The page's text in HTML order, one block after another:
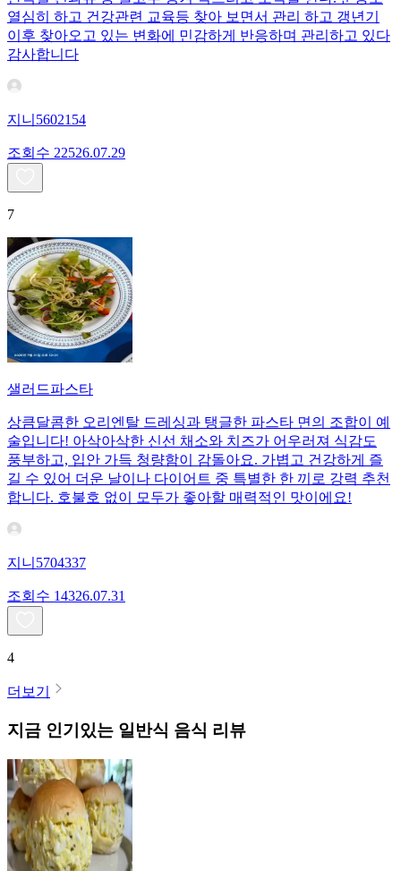
열심히 하고 건강관련 교육등 찾아 보면서 관리 하고 갱년기
이후 찾아오고 있는 변화에 민감하게 반응하며 관리하고 있다
감사합니다
지니5602154
조회수 22526.07.29
7
샐러드파스타
상큼달콤한 오리엔탈 드레싱과 탱글한 파스타 면의 조합이 예
술입니다! 아삭아삭한 신선 채소와 치즈가 어우러져 식감도
풍부하고, 입안 가득 청량함이 감돌아요. 가볍고 건강하게 즐
길 수 있어 더운 날이나 다이어트 중 특별한 한 끼로 강력 추천
합니다. 호불호 없이 모두가 좋아할 매력적인 맛이에요!
지니5704337
조회수 14326.07.31
4
더보기
지금 인기있는 일반식 음식 리뷰